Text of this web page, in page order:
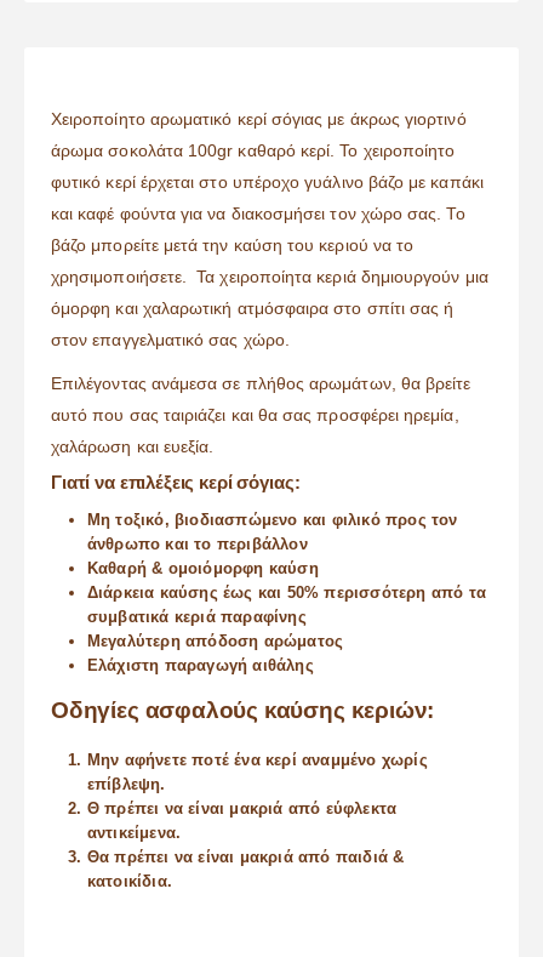
Χειροποίητο αρωματικό κερί σόγιας με άκρως γιορτινό
άρωμα σοκολάτα 100gr καθαρό κερί. Το χειροποίητο
φυτικό κερί έρχεται στο υπέροχο γυάλινο βάζο με καπάκι
και καφέ φούντα για να διακοσμήσει τον χώρο σας. Το
βάζο μπορείτε μετά την καύση του κεριού να το
χρησιμοποιήσετε. Τα χειροποίητα κεριά δημιουργούν μια
όμορφη και χαλαρωτική ατμόσφαιρα στο σπίτι σας ή
στον επαγγελματικό σας χώρο.
Επιλέγοντας ανάμεσα σε πλήθος αρωμάτων, θα βρείτε
αυτό που σας ταιριάζει και θα σας προσφέρει ηρεμία,
χαλάρωση και ευεξία.
Γιατί να επιλέξεις κερί σόγιας:
Μη τοξικό, βιοδιασπώμενο και φιλικό προς τον
άνθρωπο και το περιβάλλον
Καθαρή & ομοιόμορφη καύση
Διάρκεια καύσης έως και 50% περισσότερη από τα
συμβατικά κεριά παραφίνης
Μεγαλύτερη απόδοση αρώματος
Ελάχιστη παραγωγή αιθάλης
Οδηγίες ασφαλούς καύσης κεριών:
Μην αφήνετε ποτέ ένα κερί αναμμένο χωρίς
επίβλεψη.
Θ πρέπει να είναι μακριά από εύφλεκτα
αντικείμενα.
Θα πρέπει να είναι μακριά από παιδιά &
κατοικίδια.